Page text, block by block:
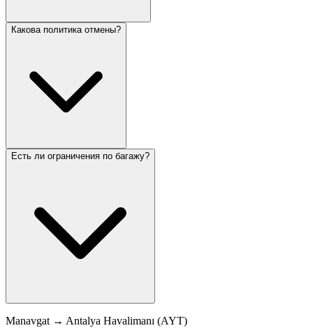
Какова политика отмены?
Есть ли ограничения по багажу?
Manavgat→ Antalya Havalimanı (AYT)